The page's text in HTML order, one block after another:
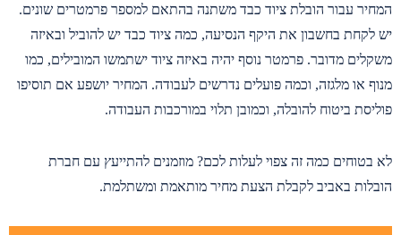
המחיר עבור הובלת ציוד כבד משתנה בהתאם למספר פרמטרים שונים.
יש לקחת בחשבון את היקף הנסיעה, כמה ציוד כבד יש להוביל ובאיזה
משקלים מדובר. פרמטר נוסף יהיה באיזה ציוד ישתמשו המובילים, כמו
מנוף או מלגזה, וכמה פועלים נדרשים לעבודה. המחיר יושפע אם תוסיפו
פוליסת ביטוח להובלה, וכמובן תלוי במורכבות העבודה.
לא בטוחים כמה זה צפוי לעלות לכם? מוזמנים להתייעץ עם חברת
הובלות באביב לקבלת הצעת מחיר מותאמת ומשתלמת.